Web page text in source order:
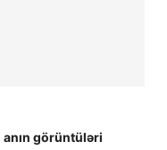
görüntüləri